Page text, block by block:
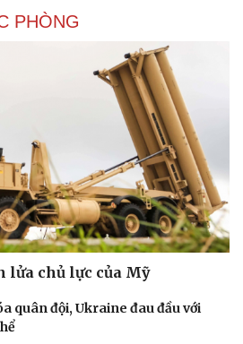
PHÒNG
lửa chủ lực của Mỹ
quân đội, Ukraine đau đầu với